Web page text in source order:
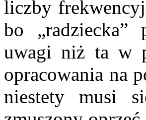
liczby
bo „radziecka”
uwagi niż ta w
opracowania na
niestety musi